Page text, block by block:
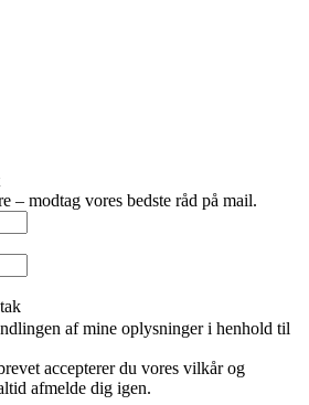
– modtag vores bedste råd på mail.
af mine oplysninger i henhold til
accepterer du vores vilkår og
afmelde dig igen.